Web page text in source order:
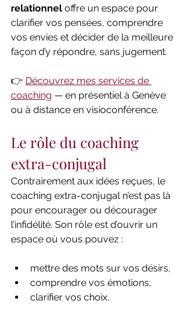
relationnel offre un espace pour
clarifier vos pensées, comprendre
vos envies et décider de la meilleure
façon d’y répondre, sans jugement.
👉 Découvrez mes services de
coaching — en présentiel à Genève
ou à distance en visioconférence.
Le rôle du coaching
extra-conjugal
Contrairement aux idées reçues, le
coaching extra-conjugal n’est pas là
pour encourager ou décourager
l’infidélité. Son rôle est d’ouvrir un
espace où vous pouvez :
mettre des mots sur vos désirs,
comprendre vos émotions,
clarifier vos choix.